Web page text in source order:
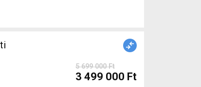
5 699 000 Ft
3 499 000 Ft